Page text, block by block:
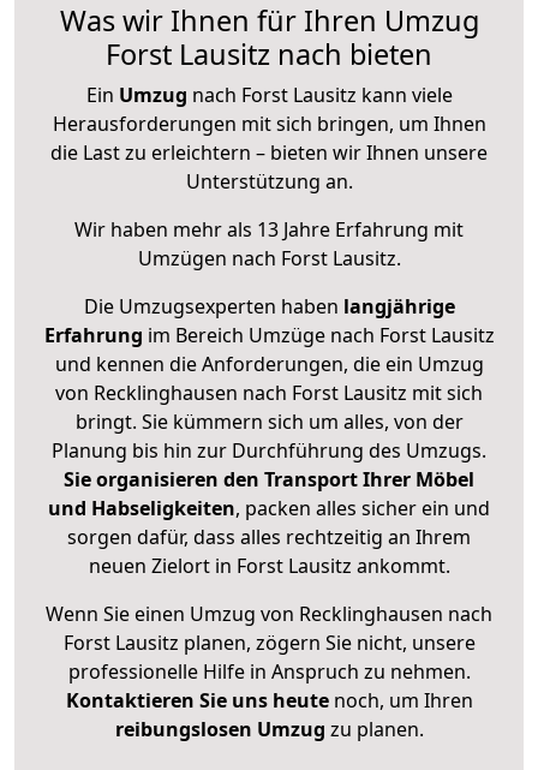
Was wir Ihnen für Ihren Umzug
Forst Lausitz nach bieten
Ein Umzug nach Forst Lausitz kann viele
Herausforderungen mit sich bringen, um Ihnen
die Last zu erleichtern – bieten wir Ihnen unsere
Unterstützung an.
Wir haben mehr als 13 Jahre Erfahrung mit
Umzügen nach Forst Lausitz.
Die Umzugsexperten haben langjährige
Erfahrung im Bereich Umzüge nach Forst Lausitz
und kennen die Anforderungen, die ein Umzug
von Recklinghausen nach Forst Lausitz mit sich
bringt. Sie kümmern sich um alles, von der
Planung bis hin zur Durchführung des Umzugs.
Sie organisieren den Transport Ihrer Möbel
und Habseligkeiten, packen alles sicher ein und
sorgen dafür, dass alles rechtzeitig an Ihrem
neuen Zielort in Forst Lausitz ankommt.
Wenn Sie einen Umzug von Recklinghausen nach
Forst Lausitz planen, zögern Sie nicht, unsere
professionelle Hilfe in Anspruch zu nehmen.
Kontaktieren Sie uns heutenoch, um Ihren
reibungslosen Umzug zu planen.